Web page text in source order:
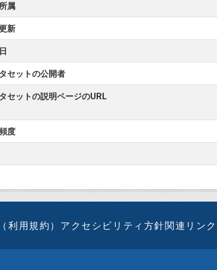
属
新
セットの公開者
セットの説明ページのURL
度
利用規約） アクセシビリティ方針関連リンク